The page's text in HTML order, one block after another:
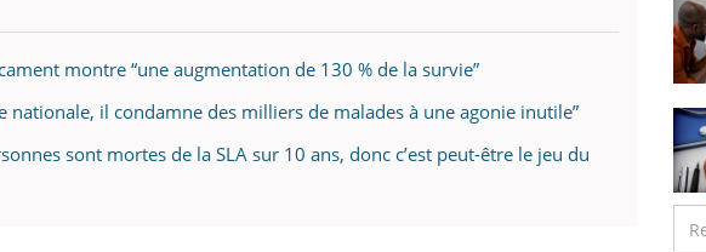
montre “une augmentation de 130 % de la survie”
nationale, il condamne des milliers de malades à une agonie inutile”
sont mortes de la SLA sur 10 ans, donc c’est peut-être le jeu du